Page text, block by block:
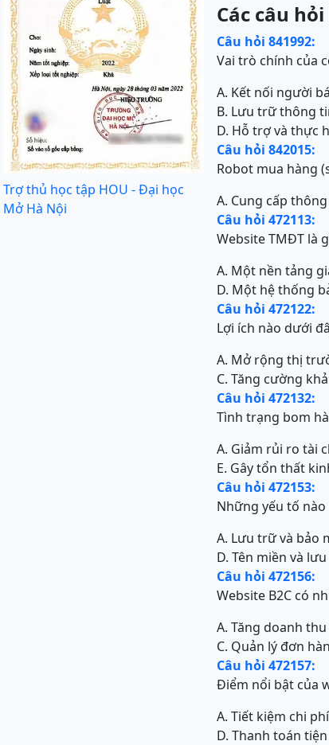
Trợ thủ học tập HOU - Đại học
Mở Hà Nội
Các câu
Câu hỏi 841992:
Vai trò chính của
A. Kết nối người
B. Lưu trữ thông
D. Hỗ trợ và thực
Câu hỏi 842015:
Robot mua hàng
A. Cung cấp
Câu hỏi 472113:
Website TMĐT là
A. Một nền tảng
D. Một hệ thống
Câu hỏi 472122:
Lợi ích nào dưới
A. Mở rộng thị
C. Tăng cường
Câu hỏi 472132:
Tình trạng bom
A. Giảm rủi ro tài
E. Gây tổn thất
Câu hỏi 472153:
Những yếu tố
A. Lưu trữ và bảo
D. Tên miền và
Câu hỏi 472156:
Website B2C có
A. Tăng doanh
C. Quản lý đơn
Câu hỏi 472157:
Điểm nổi bật của
A. Tiết kiệm chi
D. Thanh toán